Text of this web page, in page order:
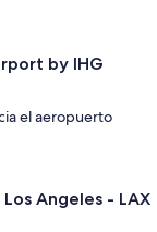
by IHG
el aeropuerto
Angeles - LAX